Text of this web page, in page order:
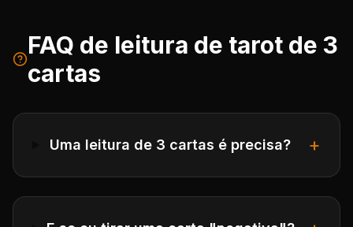
FAQ de leitura de tarot de 3
cartas
Uma leitura de 3 cartas é precisa? +